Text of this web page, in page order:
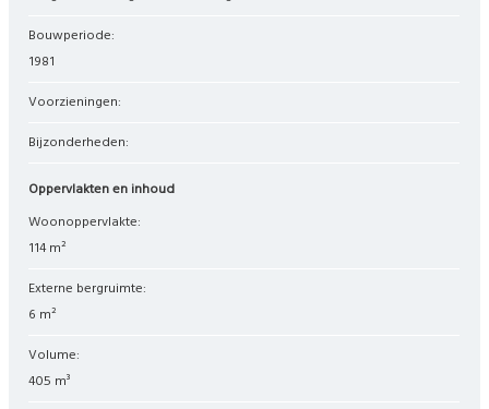
Bouwperiode:
1981
Voorzieningen:
Bijzonderheden:
Oppervlakten en inhoud
Woonoppervlakte:
114 m²
Externe bergruimte:
6 m²
Volume:
405 m³